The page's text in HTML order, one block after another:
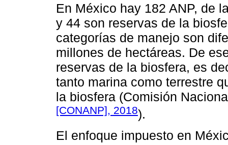
En México hay 182 ANP, de
y 44 son reservas de la
categorías de manejo son
millones de hectáreas. De
reservas de la biosfera, es
tanto marina como terrestre
la biosfera (Comisión
[CONANP], 2018).
El enfoque impuesto en